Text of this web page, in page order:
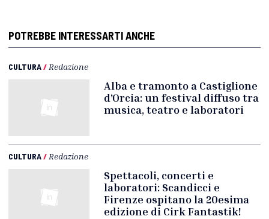
POTREBBE INTERESSARTI ANCHE
CULTURA/ Redazione
Alba e tramonto a Castiglione
d'Orcia: un festival diffuso tra
musica, teatro e laboratori
CULTURA/ Redazione
Spettacoli, concerti e
laboratori: Scandicci e
Firenze ospitano la 20esima
edizione di Cirk Fantastik!